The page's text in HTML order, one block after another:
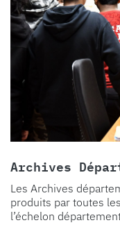
Archives
Les Archives
produits par toutes
l’échelon